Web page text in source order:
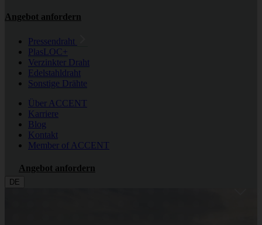
Angebot anfordern
Pressendraht
PlasLOC+
Verzinkter Draht
Edelstahldraht
Sonstige Drähte
Über ACCENT
Karriere
Blog
Kontakt
Member of ACCENT
Angebot anfordern
DE